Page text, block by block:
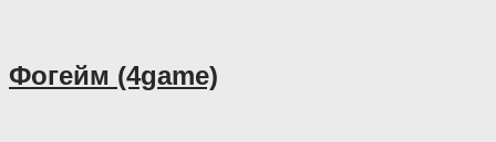
Фогейм (4game)